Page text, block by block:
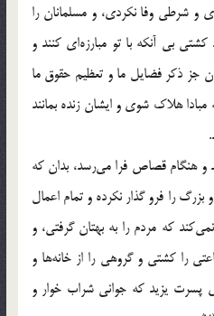
شرطی وفا نکردی، و مسلمانان را
بی آنکه با تو مبارزه‌ای کنند و
جز ذکر فضایل ما و تعظیم حقوق ما
هلاک شوی و ایشان زنده بمانند
و هنگام قصاص فرا می‌رسد، بدان که
را فرو گذار نکرده و تمام اعمال
که مردم را به بهتان گرفتی، و
را کشتی و گروهی را از خانه‌ها و
پسرت یزید که جوانی شراب خوار و